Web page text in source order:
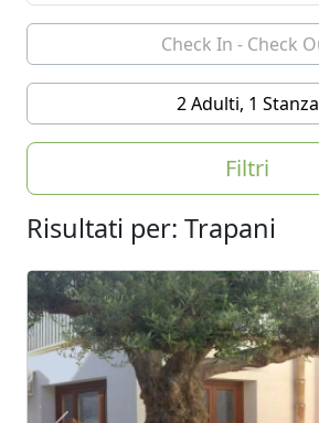
2 Adulti, 1 Stanza
Filtri
Risultati per: Trapani